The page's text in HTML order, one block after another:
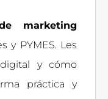
marketing
y PYMES. Les
y cómo
práctica y